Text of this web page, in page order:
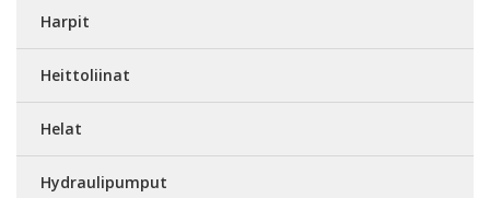
Harpit
Heittoliinat
Helat
Hydraulipumput